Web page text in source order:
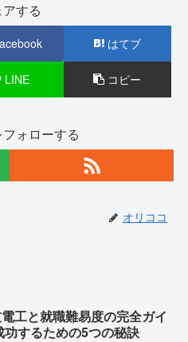
アする
はてブ
LINE コピー
ォローする
オリココ
工と就職難易度の完全ガイ
功するための5つの秘訣